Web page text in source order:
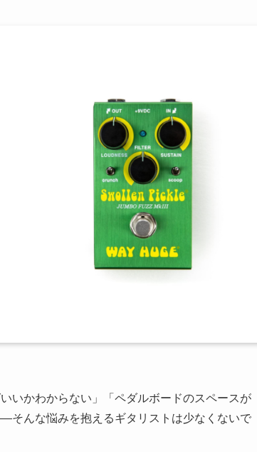
いかわからない」「ペダルボードのスペースが
そんな悩みを抱えるギタリストは少なくないで